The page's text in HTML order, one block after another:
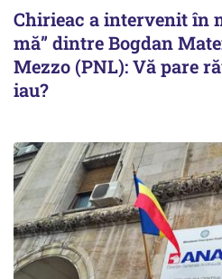
Chirieac a intervenit în
mă” dintre Bogdan
Mezzo (PNL): Vă pare
iau?